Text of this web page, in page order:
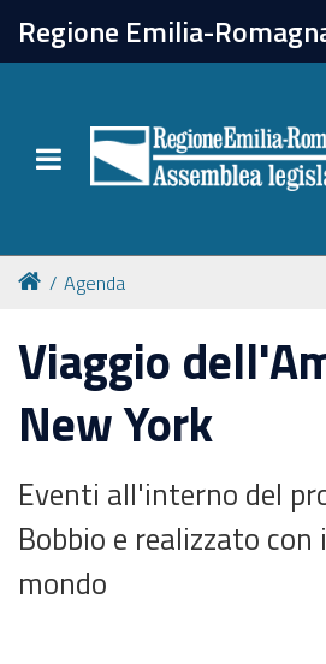
Regione Emilia-
Toggle navigation
chiudi
Attività
Per chi vive all'estero
Newsletter
Agenda
Viaggio
New York
Eventi all'interno del
Bobbio e realizzato
mondo